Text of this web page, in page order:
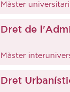
Màster universitari
Dret de
Màster
Dret